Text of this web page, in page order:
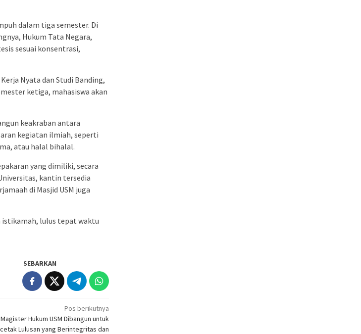
dalam tiga semester. Di
Hukum Tata Negara,
sesuai konsentrasi,
Nyata dan Studi Banding,
ketiga, mahasiswa akan
keakraban antara
kegiatan ilmiah, seperti
atau halal bihalal.
yang dimiliki, secara
kantin tersedia
di Masjid USM juga
istikamah, lulus tepat waktu
SEBARKAN
Pos berikutnya
Hukum USM Dibangun untuk
Lulusan yang Berintegritas dan